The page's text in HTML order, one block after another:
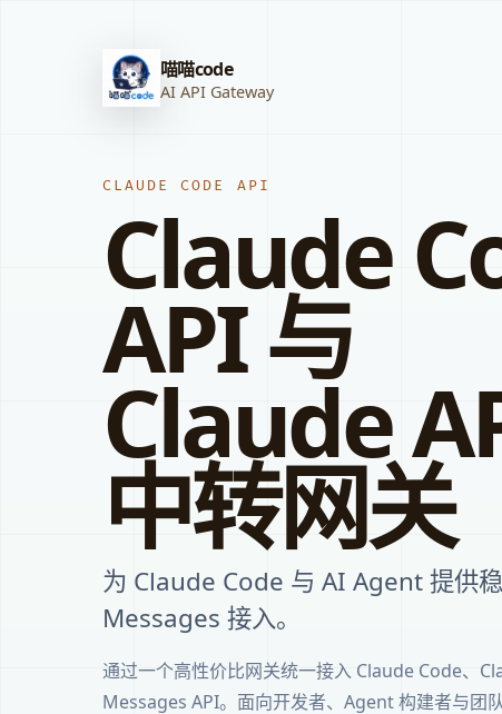
喵喵code
AI API Gateway
CLAUDE CODE API
Claude
API 与
Claude
中转网关
为 Claude Code 与 AI Agent 提供
Messages 接入。
通过一个高性价比网关统一接入 Claude Code、
Messages API。面向开发者、Agent 构建者与团